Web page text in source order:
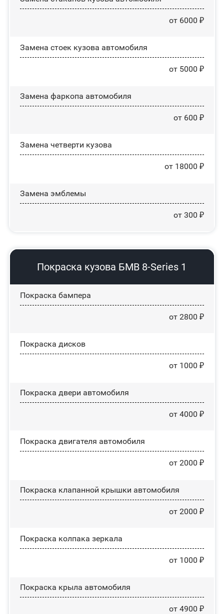
от 6000 ₽
Замена стоек кузова автомобиля
от 5000 ₽
Замена фаркопа автомобиля
от 600 ₽
Замена четверти кузова
от 18000 ₽
Замена эмблемы
от 300 ₽
Покраска кузова БМВ 8-Series 1
Покраска бампера
от 2800 ₽
Покраска дисков
от 1000 ₽
Покраска двери автомобиля
от 4000 ₽
Покраска двигателя автомобиля
от 2000 ₽
Покраска клапанной крышки автомобиля
от 2000 ₽
Покраска колпака зеркала
от 1000 ₽
Покраска крыла автомобиля
от 4900 ₽